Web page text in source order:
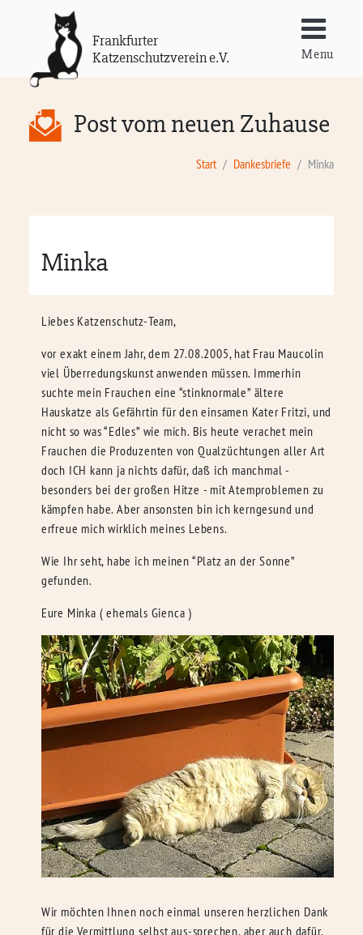
Frankfurter
Katzenschutzverein e.V.
Menu
Post vom neuen Zuhause
Start Dankesbriefe Minka
Minka
Liebes Katzenschutz-Team,
vor exakt einem Jahr, dem 27.08.2005, hat Frau Maucolin
viel Überredungskunst anwenden müssen. Immerhin
suchte mein Frauchen eine “stinknormale” ältere
Hauskatze als Gefährtin für den einsamen Kater Fritzi, und
nicht so was “Edles” wie mich. Bis heute verachet mein
Frauchen die Produzenten von Qualzüchtungen aller Art
doch ICH kann ja nichts dafür, daß ich manchmal -
besonders bei der großen Hitze - mit Atemproblemen zu
kämpfen habe. Aber ansonsten bin ich kerngesund und
erfreue mich wirklich meines Lebens.
Wie Ihr seht, habe ich meinen “Platz an der Sonne”
gefunden.
Eure Minka ( ehemals Gienca )
Wir möchten Ihnen noch einmal unseren herzlichen Dank
für die Vermittlung selbst aus-sprechen, aber auch dafür,